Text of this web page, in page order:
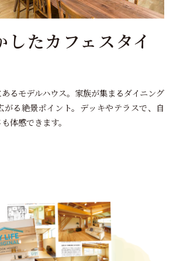
したカフェスタイ
るモデルハウス。家族が集まるダイニング
がる絶景ポイント。デッキやテラスで、自
体感できます。